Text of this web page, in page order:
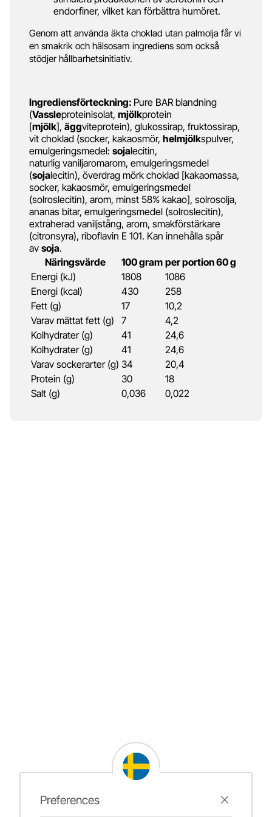
Preferences
endorfiner, vilket kan förbättra humöret.
Genom att använda äkta choklad utan palmolja får vi
en smakrik och hälsosam ingrediens som också
stödjer hållbarhetsinitiativ.
Ingrediensförteckning: Pure BAR blandning
(Vassleproteinisolat, mjölkprotein
[mjölk], äggviteprotein), glukossirap, fruktossirap,
vit choklad (socker, kakaosmör, helmjölkspulver,
emulgeringsmedel: sojalecitin,
naturlig vaniljaromarom, emulgeringsmedel
(sojalecitin), överdrag mörk choklad [kakaomassa,
socker, kakaosmör, emulgeringsmedel
(solroslecitin), arom, minst 58% kakao], solrosolja,
ananas bitar, emulgeringsmedel (solroslecitin),
extraherad vaniljstång, arom, smakförstärkare
(citronsyra), riboflavin E 101. Kan innehålla spår
av soja.
Näringsvärde
100 gram per portion 60 g
Energi (kJ)
1808
1086
Energi (kcal)
430
258
Fett (g)
17
10,2
Varav mättat fett (g)
7
4,2
Kolhydrater (g)
41
24,6
Kolhydrater (g)
41
24,6
Varav sockerarter (g) 34
20,4
Protein (g)
30
18
Salt (g)
0,036 0,022